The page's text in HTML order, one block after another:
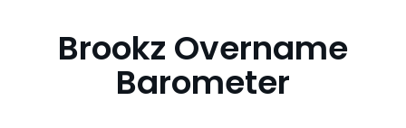
Brookz Overname
Barometer